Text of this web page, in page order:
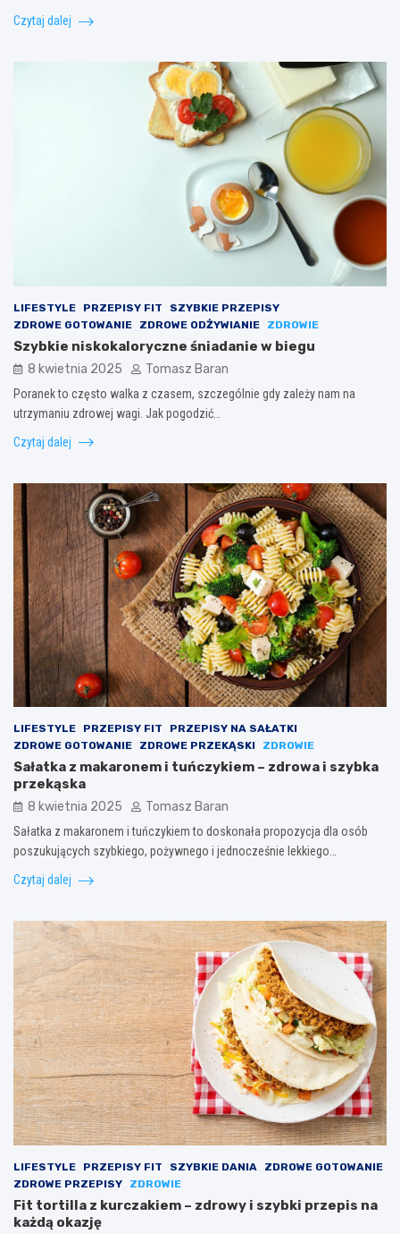
Czytaj dalej
LIFESTYLE PRZEPISY FIT
SZYBKIE PRZEPISY
ZDROWE GOTOWANIE
ZDROWE ODŻYWIANIE ZDROWIE
Szybkie niskokaloryczne śniadanie w biegu
8 kwietnia 2025 Tomasz Baran
Poranek to często walka z czasem, szczególnie gdy zależy nam na
utrzymaniu zdrowej wagi. Jak pogodzić…
Czytaj dalej
LIFESTYLE PRZEPISY FIT
PRZEPISY NA SAŁATKI
ZDROWE GOTOWANIE
ZDROWE PRZEKĄSKI ZDROWIE
Sałatka z makaronem i tuńczykiem – zdrowa i szybka
przekąska
8 kwietnia 2025 Tomasz Baran
Sałatka z makaronem i tuńczykiem to doskonała propozycja dla osób
poszukujących szybkiego, pożywnego i jednocześnie lekkiego…
Czytaj dalej
LIFESTYLE PRZEPISY FIT SZYBKIE DANIA
ZDROWE GOTOWANIE
ZDROWE PRZEPISY
ZDROWIE
Fit tortilla z kurczakiem – zdrowy i szybki przepis na
każdą okazję